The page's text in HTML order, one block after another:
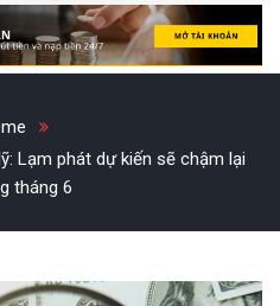
Lạm phát dự kiến ​​sẽ chậm lại
tháng 6